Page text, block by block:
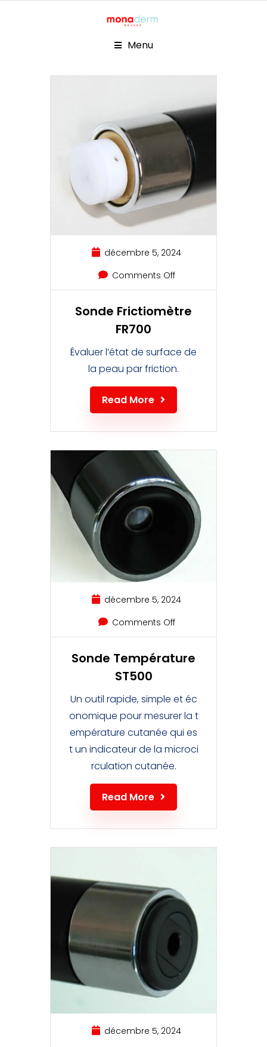
Menu
décembre 5, 2024
Comments Off
Sonde Frictiomètre
FR700
Évaluer l’état de surface de
la peau par friction.
Read More
décembre 5, 2024
Comments Off
Sonde Température
ST500
Un outil rapide, simple et éc
onomique pour mesurer la t
empérature cutanée qui es
t un indicateur de la microci
rculation cutanée.
Read More
décembre 5, 2024